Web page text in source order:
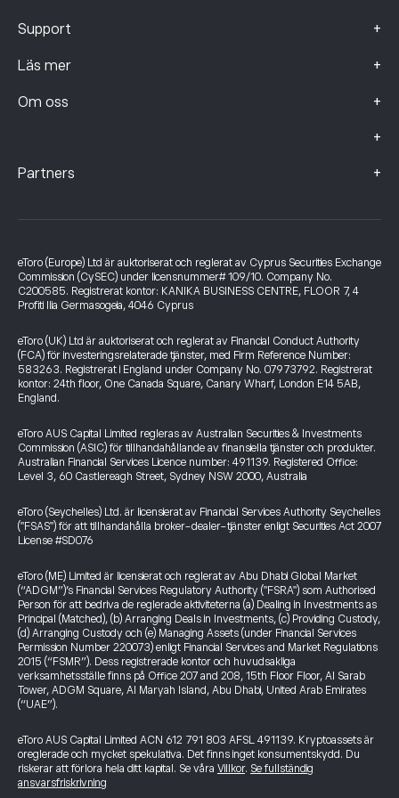
Support +
Läs mer +
Om oss +
+
Partners +
eToro (Europe) Ltd är auktoriserat och reglerat av Cyprus Securities Exchange
Commission (CySEC) under licensnummer# 109/10. Company No.
C200585. Registrerat kontor: KANIKA BUSINESS CENTRE, FLOOR 7, 4
Profiti Ilia Germasogeia, 4046 Cyprus
eToro (UK) Ltd är auktoriserat och reglerat av Financial Conduct Authority
(FCA) för investeringsrelaterade tjänster, med Firm Reference Number:
583263. Registrerat i England under Company No. 07973792. Registrerat
kontor: 24th floor, One Canada Square, Canary Wharf, London E14 5AB,
England.
eToro AUS Capital Limited regleras av Australian Securities & Investments
Commission (ASIC) för tillhandahållande av finansiella tjänster och produkter.
Australian Financial Services Licence number: 491139. Registered Office:
Level 3, 60 Castlereagh Street, Sydney NSW 2000, Australia
eToro (Seychelles) Ltd. är licensierat av Financial Services Authority Seychelles
("FSAS") för att tillhandahålla broker-dealer-tjänster enligt Securities Act 2007
License #SD076
eToro (ME) Limited är licensierat och reglerat av Abu Dhabi Global Market
(“ADGM”)’s Financial Services Regulatory Authority ("FSRA") som Authorised
Person för att bedriva de reglerade aktiviteterna (a) Dealing in Investments as
Principal (Matched), (b) Arranging Deals in Investments, (c) Providing Custody,
(d) Arranging Custody och (e) Managing Assets (under Financial Services
Permission Number 220073) enligt Financial Services and Market Regulations
2015 (“FSMR”). Dess registrerade kontor och huvudsakliga
verksamhetsställe finns på Office 207 and 208, 15th Floor Floor, Al Sarab
Tower, ADGM Square, Al Maryah Island, Abu Dhabi, United Arab Emirates
(“UAE”).
eToro AUS Capital Limited ACN 612 791 803 AFSL 491139. Kryptoassets är
oreglerade och mycket spekulativa. Det finns inget konsumentskydd. Du
riskerar att förlora hela ditt kapital. Se våra Villkor. Se fullständig
ansvarsfriskrivning